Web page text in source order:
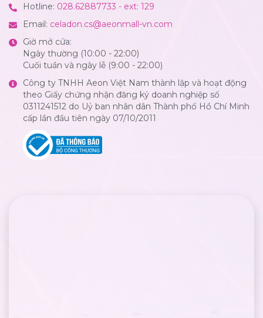
Hotline: 028.62887733 - ext: 129
Email: celadon.cs@aeonmall-vn.com
Giờ mở cửa:
Ngày thường (10:00 - 22:00)
Cuối tuần và ngày lễ (9:00 - 22:00)
Công ty TNHH Aeon Việt Nam thành lập và hoạt động
theo Giấy chứng nhận đăng ký doanh nghiệp số
0311241512 do Uỷ ban nhân dân Thành phố Hồ Chí Minh
cấp lần đầu tiên ngày 07/10/2011